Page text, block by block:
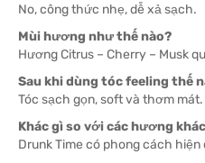
No, công thức nhẹ, dễ xả sạch.
Mùi hương như thế nào?
Hương Citrus – Cherry – Musk
Sau khi dùng tóc feeling thế
Tóc sạch gọn, soft và thơm mát.
Khác gì so với các hương
Drunk Time có phong cách hiện